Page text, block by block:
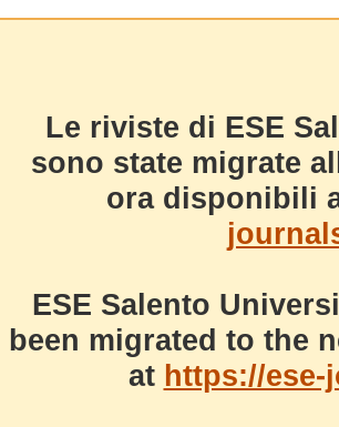
Le riviste di ESE
sono state migrate
ora disponibili
ESE Salento
been migrated to the
at https://